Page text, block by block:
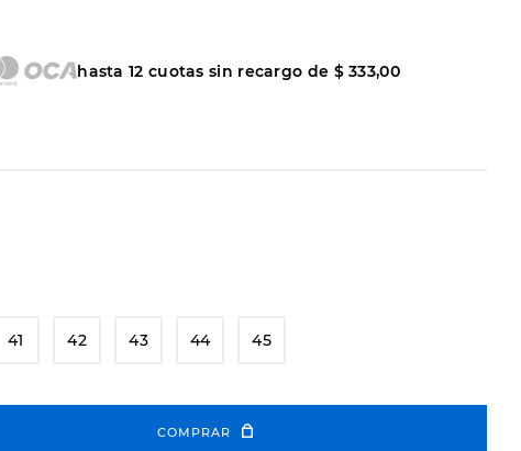
hasta12 cuotas sin recargo de $ 333,00
41 42 43 44 45
COMPRAR